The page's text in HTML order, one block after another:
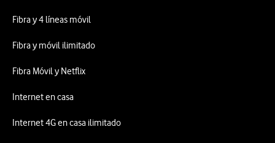
Fibra y 4 líneas móvil
Fibra y móvil ilimitado
Fibra Móvil y Netflix
Internet en casa
Internet 4G en casa ilimitado